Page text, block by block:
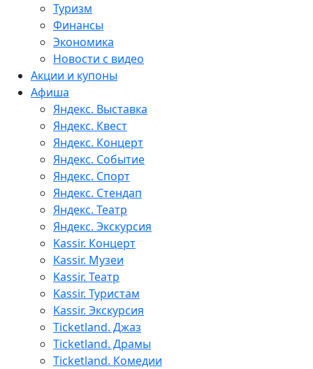
Туризм
Финансы
Экономика
Новости с видео
Акции и купоны
Афиша
Яндекс. Выставка
Яндекс. Квест
Яндекс. Концерт
Яндекс. Событие
Яндекс. Спорт
Яндекс. Стендап
Яндекс. Театр
Яндекс. Экскурсия
Kassir. Концерт
Kassir. Музеи
Kassir. Театр
Kassir. Туристам
Kassir. Экскурсия
Ticketland. Джаз
Ticketland. Драмы
Ticketland. Комедии